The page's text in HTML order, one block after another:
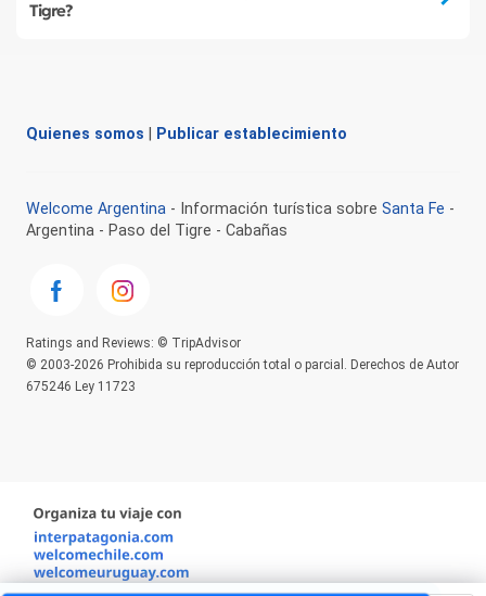
Tigre?
Quienes somos Publicar establecimiento
Welcome Argentina - Información turística sobre Santa Fe -
Argentina - Paso del Tigre - Cabañas
Ratings and Reviews: © TripAdvisor
© 2003-2026 Prohibida su reproducción total o parcial. Derechos de Autor
675246 Ley 11723